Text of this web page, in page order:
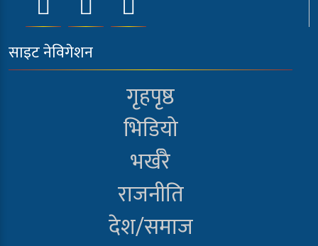
साइट नेविगेशन
गृहपृष्ठ
भिडियो
भर्खरै
राजनीति
देश/समाज